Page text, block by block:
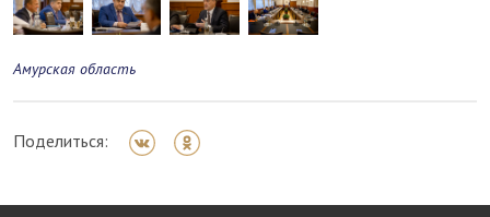
Амурская область
Поделиться: